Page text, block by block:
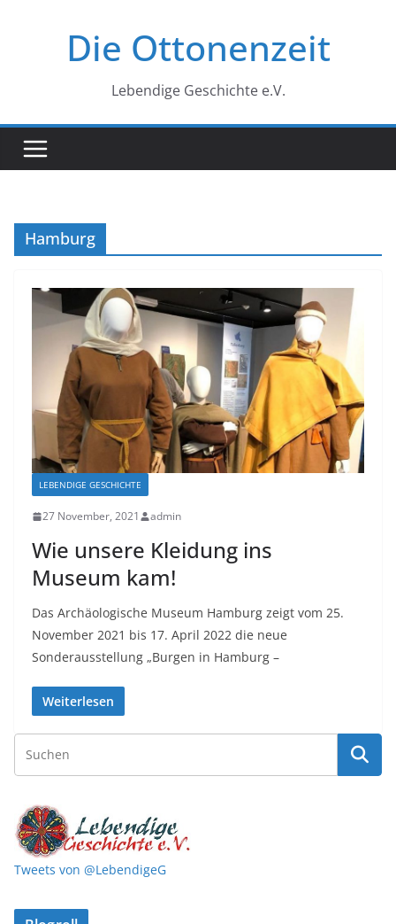
Die Ottonenzeit
Lebendige Geschichte e.V.
Hamburg
LEBENDIGE GESCHICHTE
27 November, 2021 admin
Wie unsere Kleidung ins
Museum kam!
Das Archäologische Museum Hamburg zeigt vom 25.
November 2021 bis 17. April 2022 die neue
Sonderausstellung „Burgen in Hamburg –
Weiterlesen
Tweets von @LebendigeG